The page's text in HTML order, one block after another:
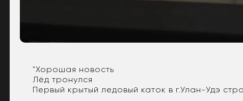
"Хорошая новость
Лёд тронулся
Первый крытый ледовый каток в г.Улан-Удэ